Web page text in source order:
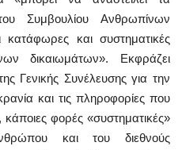
Συμβουλίου Ανθρωπίνων
κατάφωρες και συστηματικές
δικαιωμάτων». Εκφράζει
Γενικής Συνέλευσης για την
και τις πληροφορίες που
φορές «συστηματικές»
και του διεθνούς